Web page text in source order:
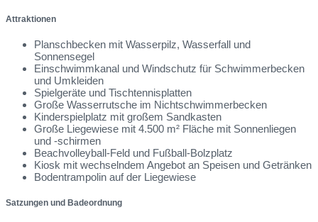
Attraktionen
Planschbecken mit Wasserpilz, Wasserfall und
Sonnensegel
Einschwimmkanal und Windschutz für Schwimmerbecken
und Umkleiden
Spielgeräte und Tischtennisplatten
Große Wasserrutsche im Nichtschwimmerbecken
Kinderspielplatz mit großem Sandkasten
Große Liegewiese mit 4.500 m² Fläche mit Sonnenliegen
und -schirmen
Beachvolleyball-Feld und Fußball-Bolzplatz
Kiosk mit wechselndem Angebot an Speisen und Getränken
Bodentrampolin auf der Liegewiese
Satzungen und Badeordnung